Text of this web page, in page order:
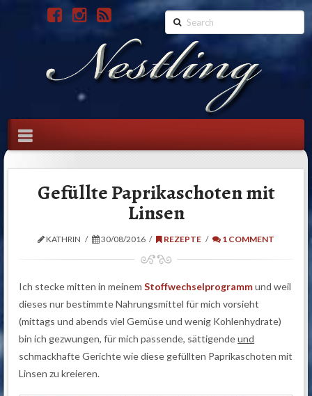
Search
Navigation
Gefüllte Paprikaschoten mit
Linsen
KATHRIN 30/08/2016 REZEPTE 1 COMMENT
Ich stecke mitten in meinemStoffwechselprogrammund weil
dieses nur bestimmte Nahrungsmittel für mich vorsieht
(mittags und abends viel Gemüse und wenig Kohlenhydrate)
bin ich gezwungen, für mich passende, sättigendeund
schmackhafte Gerichte wie diese gefüllten Paprikaschoten mit
Linsen zu kreieren.